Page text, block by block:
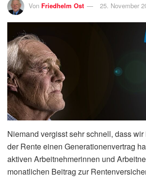
Von Friedhelm Ost 25. November
Niemand vergisst sehr schnell, dass
der Rente einen Generationenvertrag
aktiven Arbeitnehmerinnen und
monatlichen Beitrag zur